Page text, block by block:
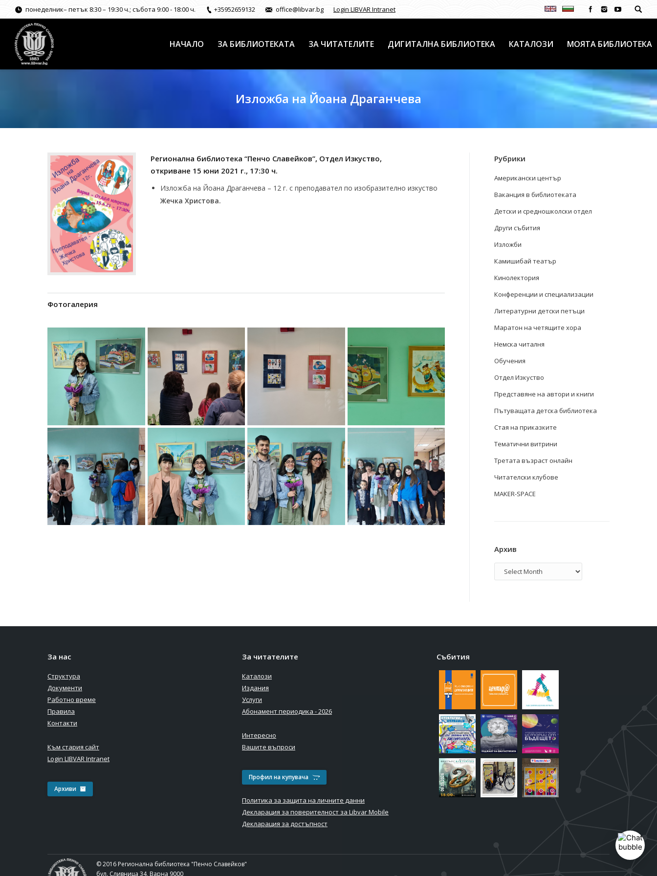
понеделник– петък 8:30 – 19:30 ч.; събота 9:00 - 18:00 ч. +35952659132 office@libvar.bg Login LIBVAR Intranet
НАЧАЛО ЗА БИБЛИОТЕКАТА ЗА ЧИТАТЕЛИТЕ ДИГИТАЛНА БИБЛИОТЕКА КАТАЛОЗИ МОЯТА БИБЛИОТЕКА
Изложба на Йоана Драганчева
Регионална библиотека “Пенчо Славейков”, Отдел Изкуство,
откриване 15 юни 2021 г., 17:30 ч.
Изложба на Йоана Драганчева – 12 г. с преподавател по изобразително изкуство
Жечка Христова.
Фотогалерия
Рубрики
Американски център
Ваканция в библиотеката
Детски и средношколски отдел
Други събития
Изложби
Камишибай театър
Кинолектория
Конференции и специализации
Литературни детски петъци
Маратон на четящите хора
Немска читалня
Обучения
Отдел Изкуство
Представяне на автори и книги
Пътуващата детска библиотека
Стая на приказките
Тематични витрини
Третата възраст онлайн
Читателски клубове
MAKER-SPACE
Архив
Архив
За нас
Структура
Документи
Работно време
Правила
Контакти
Към стария сайт
Login LIBVAR Intranet
Архиви
За читателите
Каталози
Издания
Услуги
Абонамент периодика - 2026
Интересно
Вашите въпроси
Профил на купувача
Политика за защита на личните данни
Декларация за поверителност за Libvar Mobile
Декларация за достъпност
Събития
© 2016 Регионална библиотека "Пенчо Славейков"
бул. Сливница 34, Варна 9000